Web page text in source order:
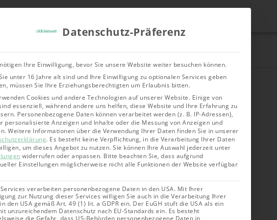
Datenschutz-Präferenz
Ihre Einwilligung, bevor Sie unsere Website weiter besuchen können.
unter 16 Jahre alt sind und Ihre Einwilligung zu optionalen Services geben
müssen Sie Ihre Erziehungsberechtigten um Erlaubnis bitten.
Cookies und andere Technologien auf unserer Website. Einige von
essenziell, während andere uns helfen, diese Website und Ihre Erfahrung zu
Personenbezogene Daten können verarbeitet werden (z. B. IP-Adressen),
personalisierte Anzeigen und Inhalte oder die Messung von Anzeigen und
Weitere Informationen über die Verwendung Ihrer Daten finden Sie in unserer
. Es besteht keine Verpflichtung, in die Verarbeitung Ihrer Daten
um dieses Angebot zu nutzen. Sie können Ihre Auswahl jederzeit unter
widerrufen oder anpassen. Bitte beachten Sie, dass aufgrund
Einstellungen möglicherweise nicht alle Funktionen der Website verfügbar
verarbeiten personenbezogene Daten in den USA. Mit Ihrer
zur Nutzung dieser Services willigen Sie auch in die Verarbeitung Ihrer
den USA gemäß Art. 49 (1) lit. a GDPR ein. Der EuGH stuft die USA als ein
unzureichendem Datenschutz nach EU-Standards ein. Es besteht
die Gefahr, dass US-Behörden personenbezogene Daten in